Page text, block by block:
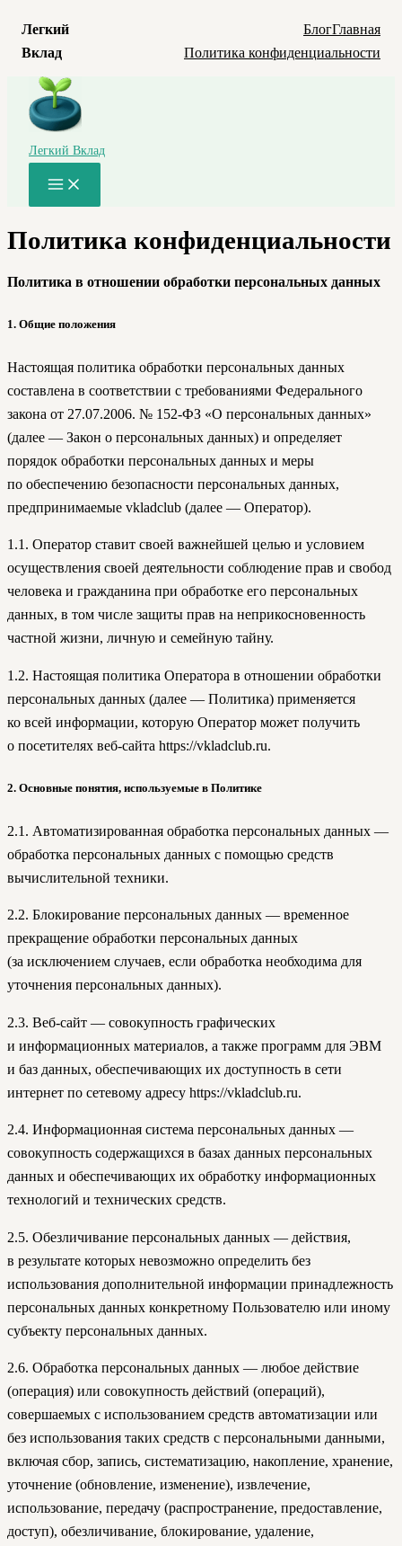
Легкий
Вклад
БлогГлавная
Политика конфиденциальности
Перейти
содержимому
Легкий Вклад
Main
Menu
Политика конфиденциальности
Политика в отношении обработки персональных данных
1. Общие положения
Настоящая политика обработки персональных данных
составлена в соответствии с требованиями Федерального
закона от 27.07.2006. № 152-ФЗ «О персональных данных»
(далее — Закон о персональных данных) и определяет
порядок обработки персональных данных и меры
по обеспечению безопасности персональных данных,
предпринимаемые vkladclub (далее — Оператор).
1.1. Оператор ставит своей важнейшей целью и условием
осуществления своей деятельности соблюдение прав и свобод
человека и гражданина при обработке его персональных
данных, в том числе защиты прав на неприкосновенность
частной жизни, личную и семейную тайну.
1.2. Настоящая политика Оператора в отношении обработки
персональных данных (далее — Политика) применяется
ко всей информации, которую Оператор может получить
о посетителях веб-сайта https://vkladclub.ru.
2. Основные понятия, используемые в Политике
2.1. Автоматизированная обработка персональных данных —
обработка персональных данных с помощью средств
вычислительной техники.
2.2. Блокирование персональных данных — временное
прекращение обработки персональных данных
(за исключением случаев, если обработка необходима для
уточнения персональных данных).
2.3. Веб-сайт — совокупность графических
и информационных материалов, а также программ для ЭВМ
и баз данных, обеспечивающих их доступность в сети
интернет по сетевому адресу https://vkladclub.ru.
2.4. Информационная система персональных данных —
совокупность содержащихся в базах данных персональных
данных и обеспечивающих их обработку информационных
технологий и технических средств.
2.5. Обезличивание персональных данных — действия,
в результате которых невозможно определить без
использования дополнительной информации принадлежность
персональных данных конкретному Пользователю или иному
субъекту персональных данных.
2.6. Обработка персональных данных — любое действие
(операция) или совокупность действий (операций),
совершаемых с использованием средств автоматизации или
без использования таких средств с персональными данными,
включая сбор, запись, систематизацию, накопление, хранение,
уточнение (обновление, изменение), извлечение,
использование, передачу (распространение, предоставление,
доступ), обезличивание, блокирование, удаление,